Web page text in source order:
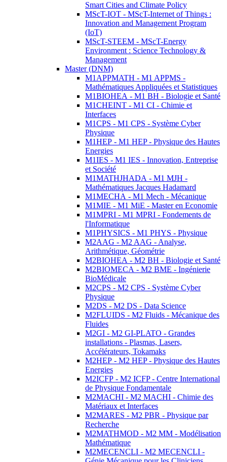
Smart Cities and Climate Policy
MScT-IOT - MScT-Internet of Things :
Innovation and Management Program
(IoT)
MScT-STEEM - MScT-Energy
Environment : Science Technology &
Management
Master (DNM)
M1APPMATH - M1 APPMS -
Mathématiques Appliquées et Statistiques
M1BIOHEA - M1 BH - Biologie et Santé
M1CHEINT - M1 CI - Chimie et
Interfaces
M1CPS - M1 CPS - Système Cyber
Physique
M1HEP - M1 HEP - Physique des Hautes
Energies
M1IES - M1 IES - Innovation, Entreprise
et Société
M1MATHJHADA - M1 MJH -
Mathématiques Jacques Hadamard
M1MECHA - M1 Mech - Mécanique
M1MIE - M1 MiE - Master en Economie
M1MPRI - M1 MPRI - Fondements de
l'Informatique
M1PHYSICS - M1 PHYS - Physique
M2AAG - M2 AAG - Analyse,
Arithmétique, Géométrie
M2BIOHEA - M2 BH - Biologie et Santé
M2BIOMECA - M2 BME - Ingénierie
BioMédicale
M2CPS - M2 CPS - Système Cyber
Physique
M2DS - M2 DS - Data Science
M2FLUIDS - M2 Fluids - Mécanique des
Fluides
M2GI - M2 GI-PLATO - Grandes
installations - Plasmas, Lasers,
Accélérateurs, Tokamaks
M2HEP - M2 HEP - Physique des Hautes
Energies
M2ICFP - M2 ICFP - Centre International
de Physique Fondamentale
M2MACHI - M2 MACHI - Chimie des
Matériaux et Interfaces
M2MARES - M2 PBR - Physique par
Recherche
M2MATHMOD - M2 MM - Modélisation
Mathématique
M2MECENCLI - M2 MECENCLI -